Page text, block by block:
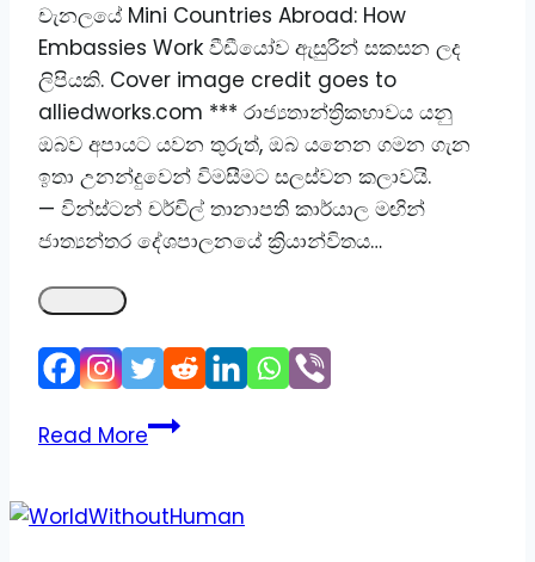
චැනලයේ Mini Countries Abroad: How
Embassies Work වීඩීයෝව ඇසුරින් සකසන ලද
ලිපියකි. Cover image credit goes to
alliedworks.com *** රාජ්‍යතාන්ත්‍රිකභාවය යනු
ඔබව අපායට යවන තුරුත්, ඔබ යනෙන ගමන ගැන
ඉතා උනන්දුවෙන් විමසීමට සලස්වන කලාවයි.
— වින්ස්ටන් චර්චිල් තානාපති කාර්යාල මඟින්
ජාත්‍යන්තර දේශපාලනයේ ක්‍රියාන්විතය…
Read MoreEmbassy:
විදේශයකදී